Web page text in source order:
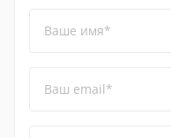
Ваше имя*
Ваш email*